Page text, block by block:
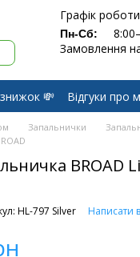
Графік
Пн-Сб:
Замовлення
💸 Відгуки про
Запальнички
BROAD
HL-797 Silver Написати